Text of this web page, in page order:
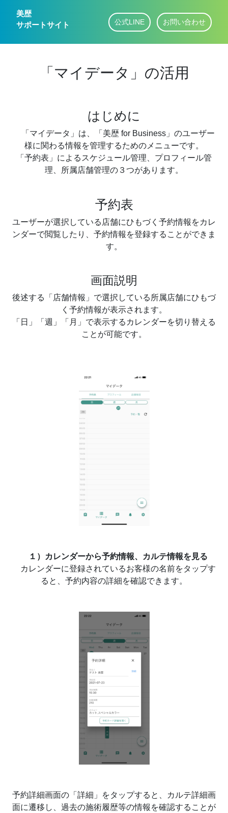
美歴
サポートサイト
公式LINE お問い合わせ
「マイデータ」の活用
はじめに
「マイデータ」は、「美歴 for Business」のユーザー
様に関わる情報を管理するためのメニューです。
「予約表」によるスケジュール管理、プロフィール管
理、所属店舗管理の３つがあります。
予約表
ユーザーが選択している店舗にひもづく予約情報をカレ
ンダーで閲覧したり、予約情報を登録することができま
す。
画面説明
後述する「店舗情報」で選択している所属店舗にひもづ
く予約情報が表示されます。
「日」「週」「月」で表示するカレンダーを切り替える
ことが可能です。
１）カレンダーから予約情報、カルテ情報を見る
カレンダーに登録されているお客様の名前をタップす
ると、予約内容の詳細を確認できます。
予約詳細画面の「詳細」をタップすると、カルテ詳細画
面に遷移し、過去の施術履歴等の情報を確認することが